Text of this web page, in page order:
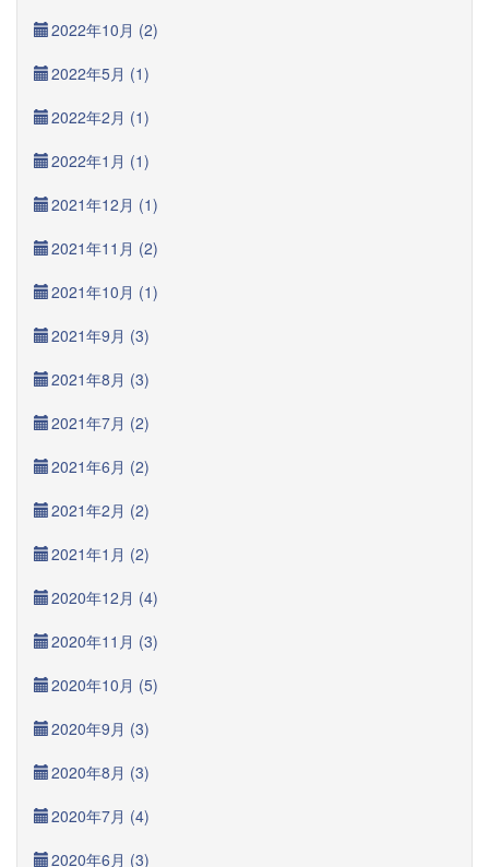
2022年10月 (2)
2022年5月 (1)
2022年2月 (1)
2022年1月 (1)
2021年12月 (1)
2021年11月 (2)
2021年10月 (1)
2021年9月 (3)
2021年8月 (3)
2021年7月 (2)
2021年6月 (2)
2021年2月 (2)
2021年1月 (2)
2020年12月 (4)
2020年11月 (3)
2020年10月 (5)
2020年9月 (3)
2020年8月 (3)
2020年7月 (4)
2020年6月 (3)